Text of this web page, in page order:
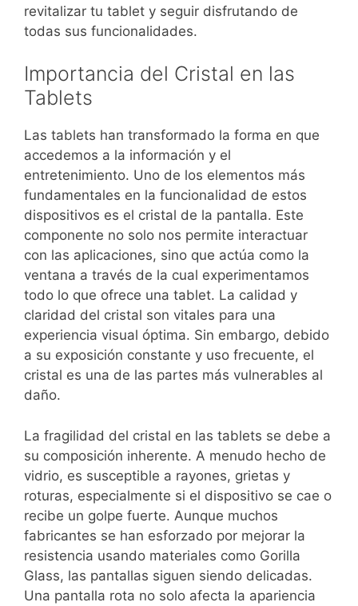
revitalizar tu tablet y seguir disfrutando de
todas sus funcionalidades.
Importancia del Cristal en las
Tablets
Las tablets han transformado la forma en que
accedemos a la información y el
entretenimiento. Uno de los elementos más
fundamentales en la funcionalidad de estos
dispositivos es el cristal de la pantalla. Este
componente no solo nos permite interactuar
con las aplicaciones, sino que actúa como la
ventana a través de la cual experimentamos
todo lo que ofrece una tablet. La calidad y
claridad del cristal son vitales para una
experiencia visual óptima. Sin embargo, debido
a su exposición constante y uso frecuente, el
cristal es una de las partes más vulnerables al
daño.
La fragilidad del cristal en las tablets se debe a
su composición inherente. A menudo hecho de
vidrio, es susceptible a rayones, grietas y
roturas, especialmente si el dispositivo se cae o
recibe un golpe fuerte. Aunque muchos
fabricantes se han esforzado por mejorar la
resistencia usando materiales como Gorilla
Glass, las pantallas siguen siendo delicadas.
Una pantalla rota no solo afecta la apariencia